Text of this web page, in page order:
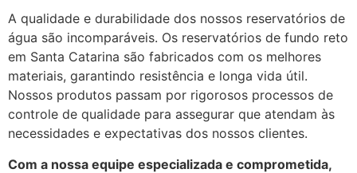
A qualidade e durabilidade dos nossos reservatórios de
água são incomparáveis. Os reservatórios de fundo reto
em Santa Catarina são fabricados com os melhores
materiais, garantindo resistência e longa vida útil.
Nossos produtos passam por rigorosos processos de
controle de qualidade para assegurar que atendam às
necessidades e expectativas dos nossos clientes.
Com a nossa equipe especializada e comprometida,